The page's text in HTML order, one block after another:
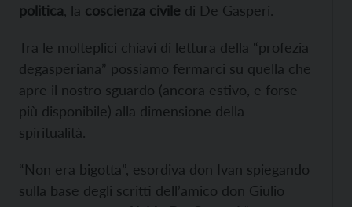
politica , la coscienza civile di De Gasperi.
Tra le molteplici chiavi di lettura della “profezia
degasperiana” possiamo fermarci su quella che
apre il nostro sguardo (ancora estivo, e forse
più disponibile) alla dimensione della
spiritualità.
“Non era bigotta”, esordiva don Ivan spiegando
sulla base degli scritti dell’amico don Giulio